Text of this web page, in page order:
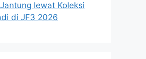
lewat Koleksi
di JF3 2026